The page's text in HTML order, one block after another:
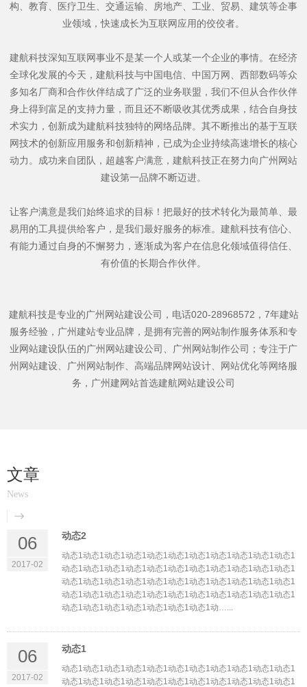
构、教育、医疗卫生、交通运输、房地产、工业、贸易、建筑等企事
业领域，快速成长为互联网应用的佼佼者。
建航科技深知互联网事业不是某一个人或某一个企业的事情。在经济
全球化发展的今天，建航科技与中国电信、中国万网、西部数码等众
多知名厂商和合作伙伴结成了广泛的业务联盟，我们不但从合作伙伴
身上得到富足的支持力量，而且还不断吸收其优秀成果，结合自身技
术实力，创新成为建航科技独特的网络品牌。其不断推出的基于互联
网技术的创新应用服务和创新精神，已成为企业持续高速增长的核心
动力。成功来自团队，超越客户满意，建航科技正在努力向广州网站
建设第一品牌不断迈进。
让客户满意是我们始终追求的目标！把最好的技术转化为最简单、最
易用的工具提供给客户，是我们最好服务的标准。建航科技有信心、
有能力通过自身的不懈努力，逐渐成为客户在信息化领域值得信任、
有价值的长期合作伙伴。
建航科技是专业的广州网站建设公司，电话020-28968572，7年建站
服务经验，广州建站专业品牌，是拥有完善的网站制作服务体系和专
业网站建设队伍的广州网站建设公司、广州网站制作公司；专注于广
州网站建设、广州网站制作、高端品牌网站设计、网站优化等网络服
务，广州建网站首选建航网站建设公司
文章
News
06
2017-02
动态2
动态1动态1动态1动态1动态1动态1动态1动态1动态1动态1动态1
动态1动态1动态1动态1动态1动态1动态1动态1动态1动态1动态1
动态1动态1动态1动态1动态1动态1动态1动态1动态1动态1动态1
动态1动态1动态1动态1动态1动态1动态1动态1动态1动态1动态1
动态1动态1动态1动态1动态1动态1动态1动…...
06
2017-02
动态1
动态1动态1动态1动态1动态1动态1动态1动态1动态1动态1动态1
动态1动态1动态1动态1动态1动态1动态1动态1动态1动态1动态1